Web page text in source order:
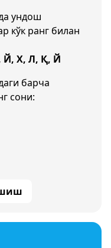
ундош
кўк ранг билан
Й, Х, Л, Қ, Й
барча
сони: